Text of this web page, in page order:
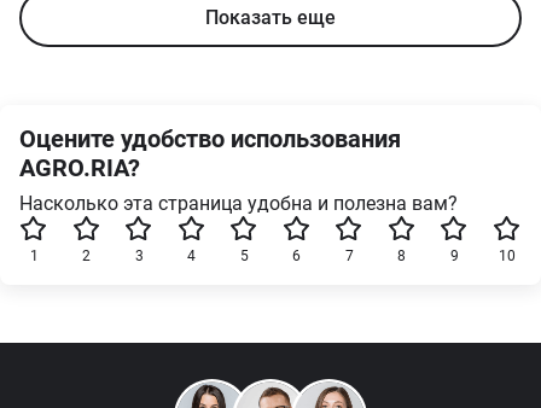
Показать еще
Оцените удобство использования
AGRO.RIA?
Насколько эта страница удобна и полезна вам?
10
9
8
7
6
5
4
3
2
1